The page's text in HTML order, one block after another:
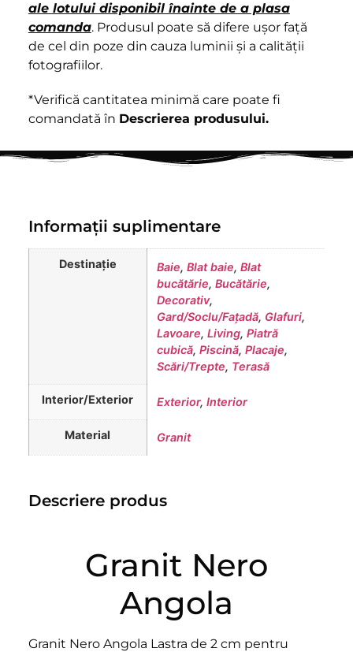
ale lotului disponibil înainte de a plasa
comanda. Produsul poate să difere ușor față
de cel din poze din cauza luminii și a calității
fotografiilor.
*Verifică cantitatea minimă care poate fi
comandată în Descrierea produsului.
Informații suplimentare
Destinație Baie, Blat baie, Blat
bucătărie, Bucătărie,
Decorativ,
Gard/Soclu/Fațadă, Glafuri,
Lavoare, Living, Piatră
cubică, Piscină, Placaje,
Scări/Trepte, Terasă
Interior/Exterior Exterior, Interior
Material Granit
Descriere produs
Granit Nero
Angola
Granit Nero Angola Lastra de 2 cm pentru